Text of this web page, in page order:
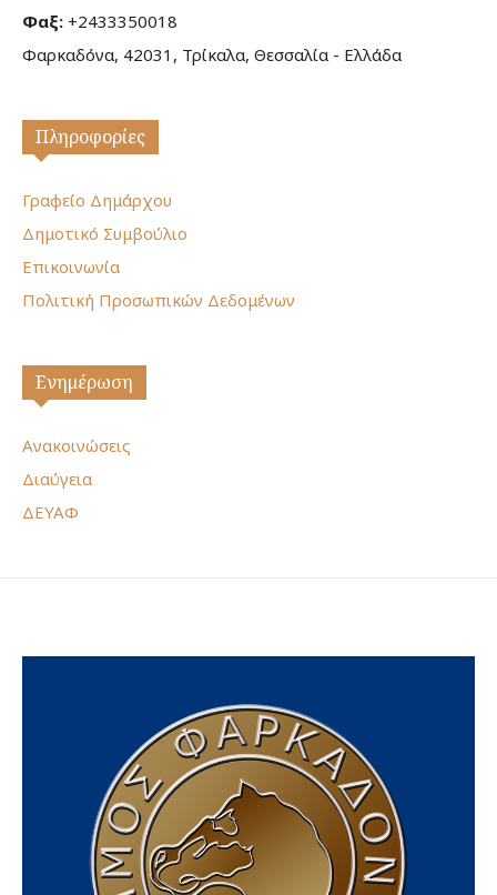
Φαξ: +2433350018
Φαρκαδόνα, 42031, Τρίκαλα, Θεσσαλία - Ελλάδα
Πληροφορίες
Γραφείο Δημάρχου
Δημοτικό Συμβούλιο
Επικοινωνία
Πολιτική Προσωπικών Δεδομένων
Ενημέρωση
Ανακοινώσεις
Διαύγεια
ΔΕΥΑΦ